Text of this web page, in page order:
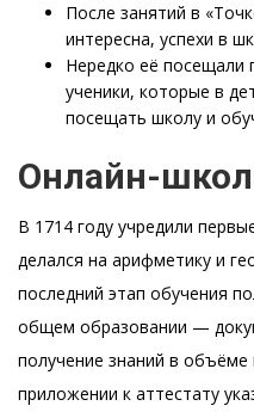
После занятий в
интересна, успехи в
Нередко её посещали
ученики, которые в
посещать школу и
Онлайн-
В 1714 году учредили
делался на арифметику и
последний этап обучения
общем образовании —
получение знаний в объёме
приложении к аттестату